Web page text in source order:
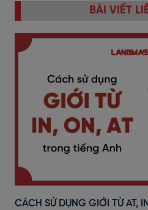
BÀI VIẾT
CÁCH SỬ DỤNG GIỚI TỪ AT,